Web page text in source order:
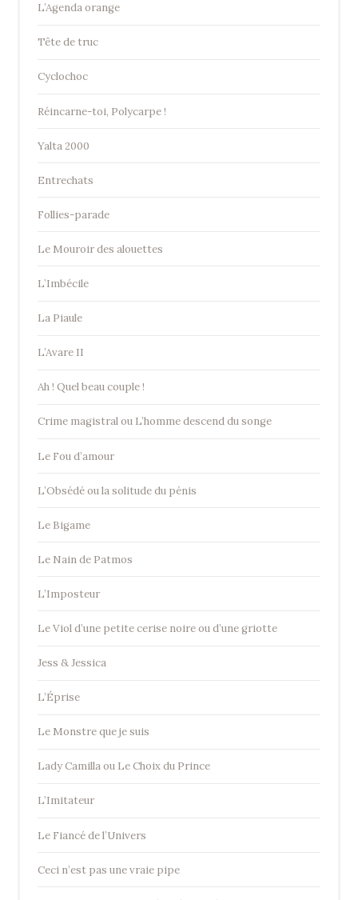
L’Agenda orange
Tête de truc
Cyclochoc
Réincarne-toi, Polycarpe !
Yalta 2000
Entrechats
Follies-parade
Le Mouroir des alouettes
L’Imbécile
La Piaule
L’Avare II
Ah ! Quel beau couple !
Crime magistral ou L’homme descend du songe
Le Fou d’amour
L’Obsédé ou la solitude du pénis
Le Bigame
Le Nain de Patmos
L’Imposteur
Le Viol d’une petite cerise noire ou d’une griotte
Jess & Jessica
L’Éprise
Le Monstre que je suis
Lady Camilla ou Le Choix du Prince
L’Imitateur
Le Fiancé de l’Univers
Ceci n’est pas une vraie pipe